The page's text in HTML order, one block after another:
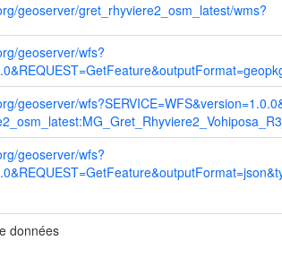
geoserver/gret_rhyviere2_osm_latest/wms?
geoserver/wfs?
geoserver/
geoserver/wfs?
données